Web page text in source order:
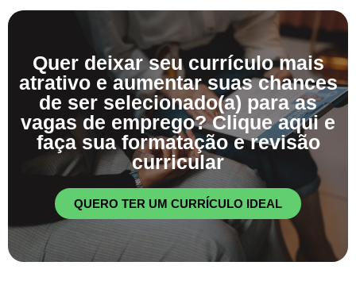
Quer deixar seu currículo mais
atrativo e aumentar suas chances
de ser selecionado(a) para as
vagas de emprego? Clique aqui e
faça sua formatação e revisão
curricular
QUERO TER UM CURRÍCULO IDEAL